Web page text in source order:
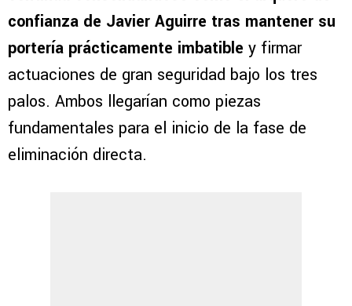
confianza de Javier Aguirre tras mantener su
portería prácticamente imbatible y firmar
actuaciones de gran seguridad bajo los tres
palos. Ambos llegarían como piezas
fundamentales para el inicio de la fase de
eliminación directa.